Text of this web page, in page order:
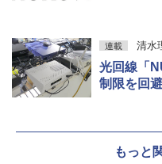
連載 清水
光回線「
制限を回避
もっと